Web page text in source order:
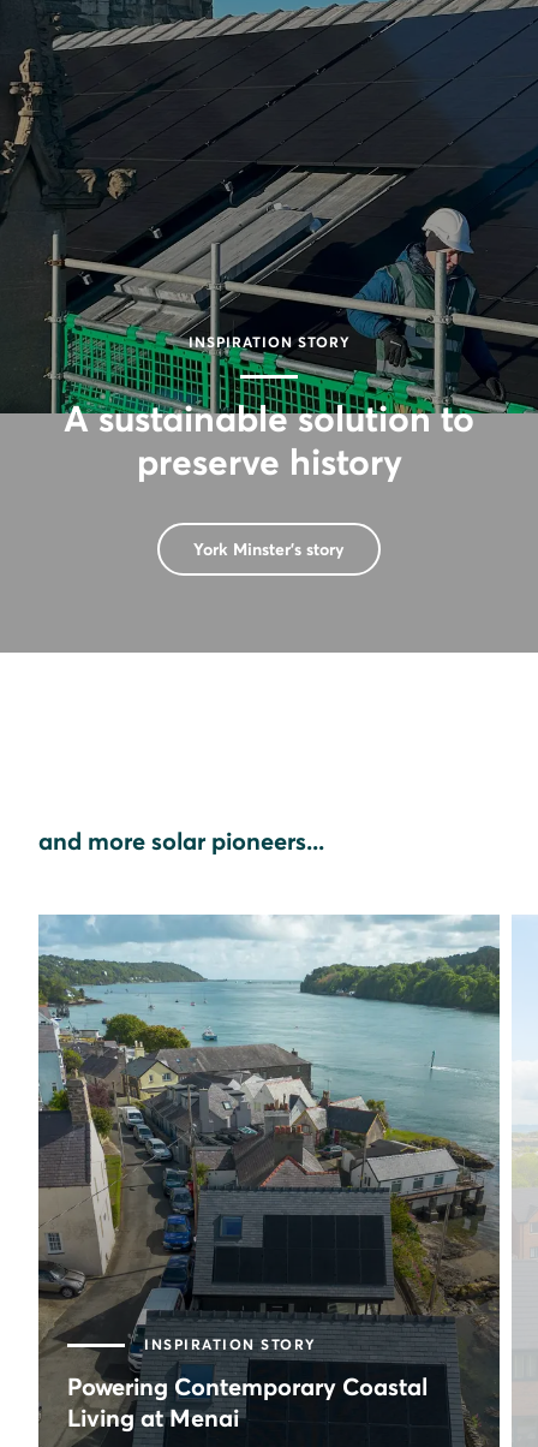
INSPIRATION STORY
A sustainable solution to
preserve history
York Minster's story
and more solar pioneers...
INSPIRATION STORY
Powering Contemporary Coastal
Living at Menai